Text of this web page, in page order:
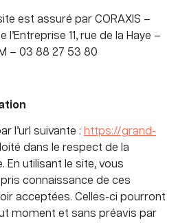
est assuré par CORAXIS –
l’Entreprise 11, rue de la Haye –
– 03 88 27 53 80
l’url suivante : https://grand-
dans le respect de la
En utilisant le site, vous
connaissance de ces
acceptées. Celles-ci pourront
moment et sans préavis par